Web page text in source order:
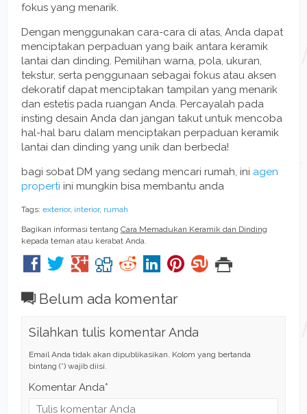
fokus yang menarik.
Dengan menggunakan cara-cara di atas, Anda dapat
menciptakan perpaduan yang baik antara keramik
lantai dan dinding. Pemilihan warna, pola, ukuran,
tekstur, serta penggunaan sebagai fokus atau aksen
dekoratif dapat menciptakan tampilan yang menarik
dan estetis pada ruangan Anda. Percayalah pada
insting desain Anda dan jangan takut untuk mencoba
hal-hal baru dalam menciptakan perpaduan keramik
lantai dan dinding yang unik dan berbeda!
bagi sobat DM yang sedang mencari rumah, ini agen
properti ini mungkin bisa membantu anda
Tags: exterior, interior, rumah
Bagikan informasi tentang Cara Memadukan Keramik dan Dinding
kepada teman atau kerabat Anda.
Belum ada komentar
Silahkan tulis komentar Anda
Email Anda tidak akan dipublikasikan. Kolom yang bertanda
bintang (*) wajib diisi.
Komentar Anda*